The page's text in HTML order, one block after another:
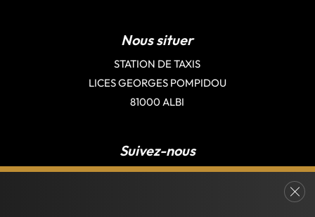
Nous situer
STATION DE TAXIS
LICES GEORGES POMPIDOU
81000 ALBI
Suivez-nous